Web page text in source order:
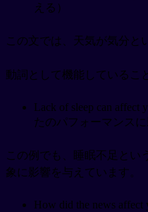
える）
この文では、天気が気分と
動詞として機能しているこ
Lack of sleep can affect
たのパフォーマンス
この例でも、睡眠不足とい
象に影響を与えています。
How did the news